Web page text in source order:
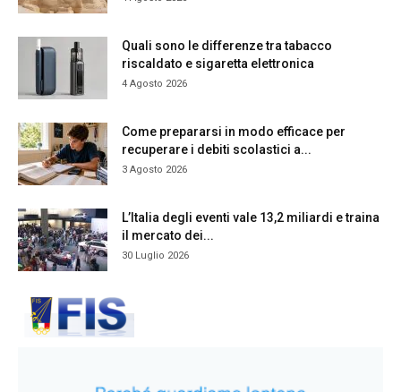
Quali sono le differenze tra tabacco
riscaldato e sigaretta elettronica
4 Agosto 2026
Come prepararsi in modo efficace per
recuperare i debiti scolastici a...
3 Agosto 2026
L’Italia degli eventi vale 13,2 miliardi e traina
il mercato dei...
30 Luglio 2026